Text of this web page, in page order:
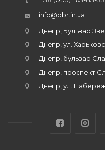
info@bbr.in.ua
Днепр, Бульвар
Днепр, ул.
Днепр, бульвар
Днепр, проспект
Днепр, ул.